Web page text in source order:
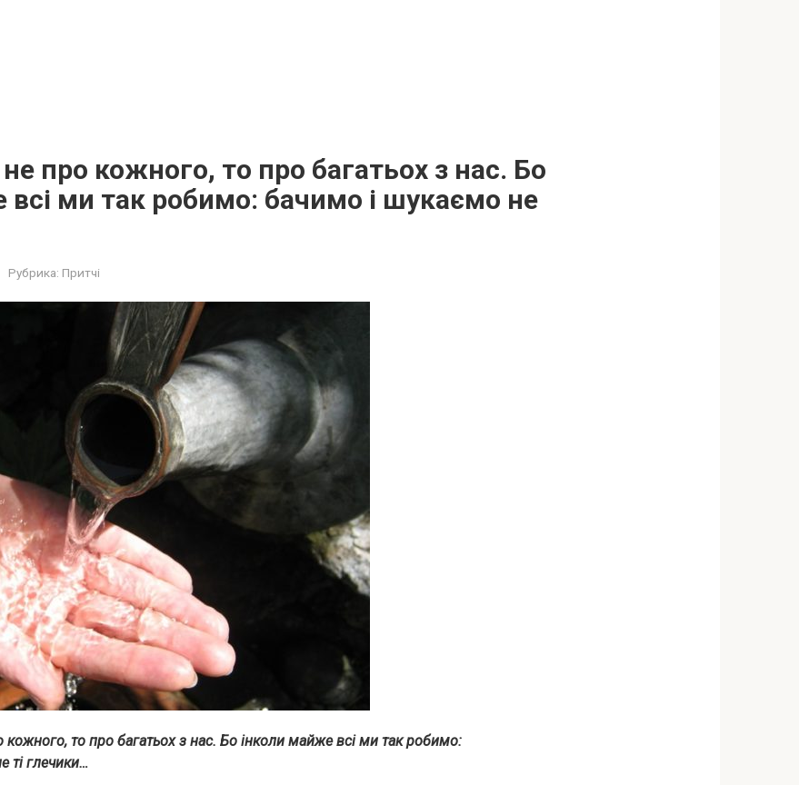
про кожного, то про багатьох з нас. Бо
всі ми так робимо: бачимо і шукаємо не
Рубрика: Притчі
то про багатьох з нас. Бо інколи майже всі ми так робимо:
ті глечики…